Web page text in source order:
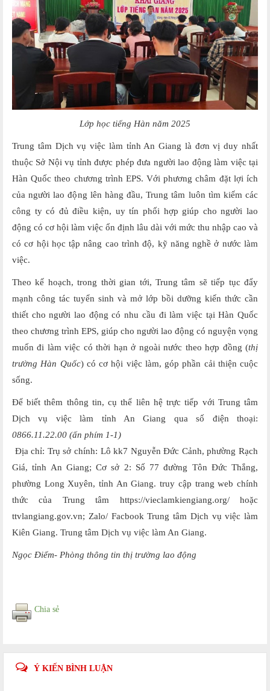
Lớp học tiếng Hàn năm 2025
Trung tâm Dịch vụ việc làm tỉnh An Giang là đơn vị duy nhất
thuộc Sở Nội vụ tỉnh được phép đưa người lao động làm việc tại
Hàn Quốc theo chương trình EPS. Với phương châm đặt lợi ích
của người lao động lên hàng đầu, Trung tâm luôn tìm kiếm các
công ty có đủ điều kiện, uy tín phối hợp giúp cho người lao
động có cơ hội làm việc ổn định lâu dài với mức thu nhập cao và
có cơ hội học tập nâng cao trình độ, kỹ năng nghề ở nước làm
việc.
Theo kế hoạch, trong thời gian tới, Trung tâm sẽ tiếp tục đẩy
mạnh công tác tuyển sinh và mở lớp bồi dưỡng kiến thức cần
thiết cho người lao động có nhu cầu đi làm việc tại Hàn Quốc
theo chương trình EPS, giúp cho người lao động có nguyện vọng
muốn đi làm việc có thời hạn ở ngoài nước theo hợp đồng (thị
trường Hàn Quốc) có cơ hội việc làm, góp phần cải thiện cuộc
sống.
Để biết thêm thông tin, cụ thể liên hệ trực tiếp với Trung tâm
Dịch vụ việc làm tỉnh An Giang qua số điện thoại:
0866.11.22.00 (ấn phím 1-1)
Địa chỉ: Trụ sở chính: Lô kk7 Nguyễn Đức Cảnh, phường Rạch
Giá, tỉnh An Giang; Cơ sở 2: Số 77 đường Tôn Đức Thắng,
phường Long Xuyên, tỉnh An Giang. truy cập trang web chính
thức của Trung tâm https://vieclamkiengiang.org/ hoặc
ttvlangiang.gov.vn; Zalo/ Facbook Trung tâm Dịch vụ việc làm
Kiên Giang. Trung tâm Dịch vụ việc làm An Giang.
Ngọc Điểm- Phòng thông tin thị trường lao động
Chia sẻ
Ý KIẾN BÌNH LUẬN